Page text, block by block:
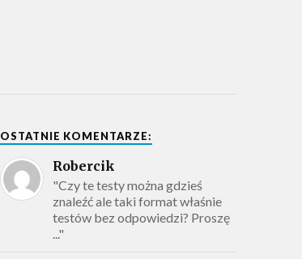
OSTATNIE KOMENTARZE:
Robercik
"Czy te testy można gdzieś
znaleźć ale taki format właśnie
testów bez odpowiedzi? Proszę
..."